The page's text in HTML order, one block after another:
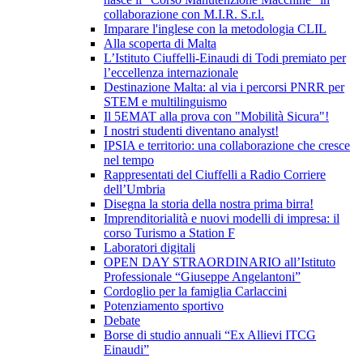
collaborazione con M.I.R. S.r.l.
Imparare l'inglese con la metodologia CLIL
Alla scoperta di Malta
L’Istituto Ciuffelli-Einaudi di Todi premiato per
l’eccellenza internazionale
Destinazione Malta: al via i percorsi PNRR per
STEM e multilinguismo
Il 5EMAT alla prova con "Mobilità Sicura"!
I nostri studenti diventano analyst!
IPSIA e territorio: una collaborazione che cresce
nel tempo
Rappresentati del Ciuffelli a Radio Corriere
dell’Umbria
Disegna la storia della nostra prima birra!
Imprenditorialità e nuovi modelli di impresa: il
corso Turismo a Station F
Laboratori digitali
OPEN DAY STRAORDINARIO all’Istituto
Professionale “Giuseppe Angelantoni”
Cordoglio per la famiglia Carlaccini
Potenziamento sportivo
Debate
Borse di studio annuali “Ex Allievi ITCG
Einaudi”